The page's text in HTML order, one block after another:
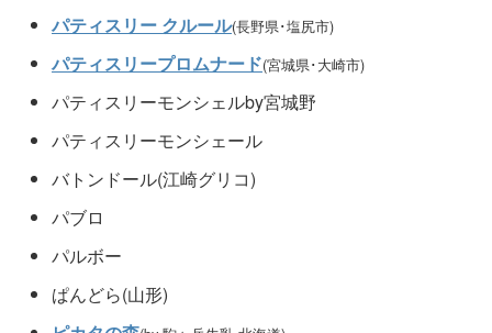
パティスリー クルール(長野県･塩尻市)
パティスリープロムナード(宮城県･大崎市)
パティスリーモンシェルby宮城野
パティスリーモンシェール
バトンドール(江崎グリコ)
パブロ
パルボー
ぱんどら(山形)